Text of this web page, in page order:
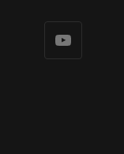
YouTube